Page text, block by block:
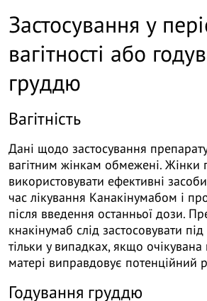
Застосування у
вагітності або
груддю
Вагітність
Дані щодо застосування
вагітним жінкам обмежені. Жінки
використовувати ефективні
час лікування Канакінумабом і
після введення останньої дози.
кнакінумаб слід застосовувати під
тільки у випадках, якщо очікувана
матері виправдовує потенційний
Годування груддю